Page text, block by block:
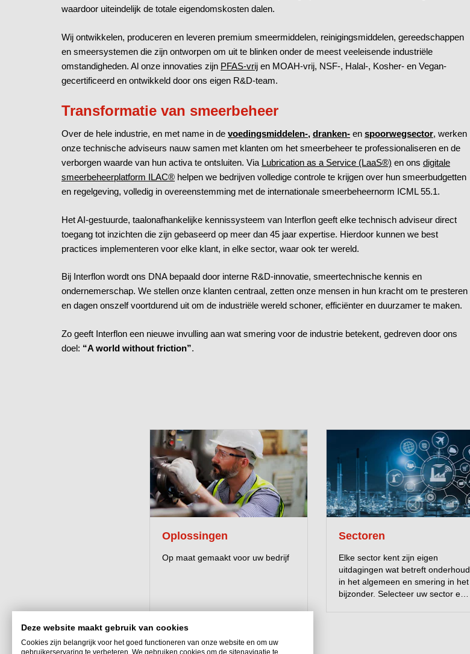
waardoor uiteindelijk de totale eigendomskosten dalen.
Wij ontwikkelen, produceren en leveren premium smeermiddelen, reinigingsmiddelen, gereedschappen
en smeersystemen die zijn ontworpen om uit te blinken onder de meest veeleisende industriële
omstandigheden. Al onze innovaties zijn PFAS-vrij en MOAH-vrij, NSF-, Halal-, Kosher- en Vegan-
gecertificeerd en ontwikkeld door ons eigen R&D-team.
Transformatie van smeerbeheer
Over de hele industrie, en met name in de voedingsmiddelen-, dranken- en spoorwegsector, werken
onze technische adviseurs nauw samen met klanten om het smeerbeheer te professionaliseren en de
verborgen waarde van hun activa te ontsluiten. Via Lubrication as a Service (LaaS®) en ons digitale
smeerbeheerplatform ILAC® helpen we bedrijven volledige controle te krijgen over hun smeerbudgetten
en regelgeving, volledig in overeenstemming met de internationale smeerbeheernorm ICML 55.1.
Het AI-gestuurde, taalonafhankelijke kennissysteem van Interflon geeft elke technisch adviseur direct
toegang tot inzichten die zijn gebaseerd op meer dan 45 jaar expertise. Hierdoor kunnen we best
practices implementeren voor elke klant, in elke sector, waar ook ter wereld.
Bij Interflon wordt ons DNA bepaald door interne R&D-innovatie, smeertechnische kennis en
ondernemerschap. We stellen onze klanten centraal, zetten onze mensen in hun kracht om te presteren
en dagen onszelf voortdurend uit om de industriële wereld schoner, efficiënter en duurzamer te maken.
Zo geeft Interflon een nieuwe invulling aan wat smering voor de industrie betekent, gedreven door ons
doel: “A world without friction”.
Oplossingen
Op maat gemaakt voor uw bedrijf
Sectoren
Elke sector kent zijn eigen
uitdagingen wat betreft onderhoud
in het algemeen en smering in het
bijzonder. Selecteer uw sector en
Deze website maakt gebruik van cookies
Cookies zijn belangrijk voor het goed functioneren van onze website en om uw
gebruikerservaring te verbeteren. We gebruiken cookies om de sitenavigatie te